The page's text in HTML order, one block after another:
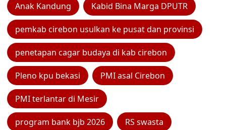
Anak Kandung Kabid Bina Marga DPUTR
pemkab cirebon usulkan ke pusat dan provinsi
penetapan cagar budaya di kab cirebon
Pleno kpu bekasi PMI asal Cirebon
PMI terlantar di Mesir
program bank bjb 2026 RS swasta